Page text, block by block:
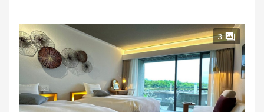
テニスコート1時間レンタル・テニスラケット＆ボールセット
※テニスコート利用時間のご予約は事前にホテルにご連絡くださ
い。
【夕食】
時間：《一部》17:30～ 《二部》19:00～（二部制）
ホテルアナガスペシャリテの玉葱の塩釜焼きを含んだ淡路島の旬
素材の魅力を最大限に引き出し繊細に仕上げた特別コース。
3